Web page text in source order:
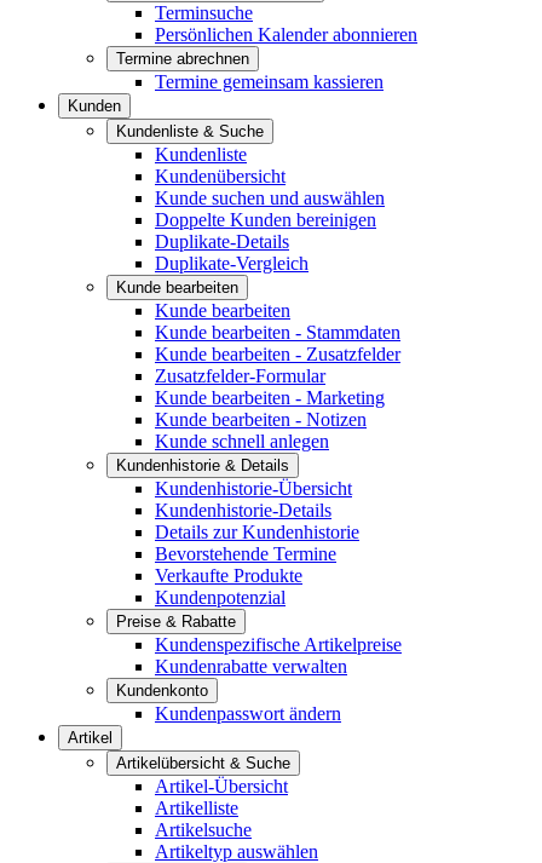
Terminsuche
Persönlichen Kalender abonnieren
Termine abrechnen
Termine gemeinsam kassieren
Kunden
Kundenliste & Suche
Kundenliste
Kundenübersicht
Kunde suchen und auswählen
Doppelte Kunden bereinigen
Duplikate-Details
Duplikate-Vergleich
Kunde bearbeiten
Kunde bearbeiten
Kunde bearbeiten - Stammdaten
Kunde bearbeiten - Zusatzfelder
Zusatzfelder-Formular
Kunde bearbeiten - Marketing
Kunde bearbeiten - Notizen
Kunde schnell anlegen
Kundenhistorie & Details
Kundenhistorie-Übersicht
Kundenhistorie-Details
Details zur Kundenhistorie
Bevorstehende Termine
Verkaufte Produkte
Kundenpotenzial
Preise & Rabatte
Kundenspezifische Artikelpreise
Kundenrabatte verwalten
Kundenkonto
Kundenpasswort ändern
Artikel
Artikelübersicht & Suche
Artikel-Übersicht
Artikelliste
Artikelsuche
Artikeltyp auswählen